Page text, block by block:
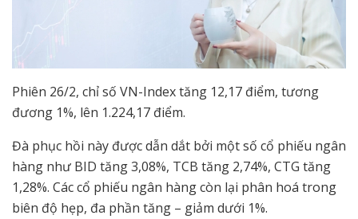
Phiên 26/2, chỉ số VN-Index tăng 12,17 điểm, tương
đương 1%, lên 1.224,17 điểm.
Đà phục hồi này được dẫn dắt bởi một số cổ phiếu ngân
hàng như BID tăng 3,08%, TCB tăng 2,74%, CTG tăng
1,28%. Các cổ phiếu ngân hàng còn lại phân hoá trong
biên độ hẹp, đa phần tăng – giảm dưới 1%.